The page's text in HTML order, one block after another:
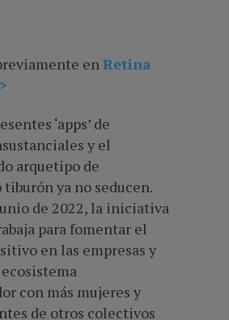
en Retina
‘apps’ de
y el
arquetipo de
ya no seducen.
de 2022, la iniciativa
para fomentar el
en las empresas y
con más mujeres y
de otros colectivos